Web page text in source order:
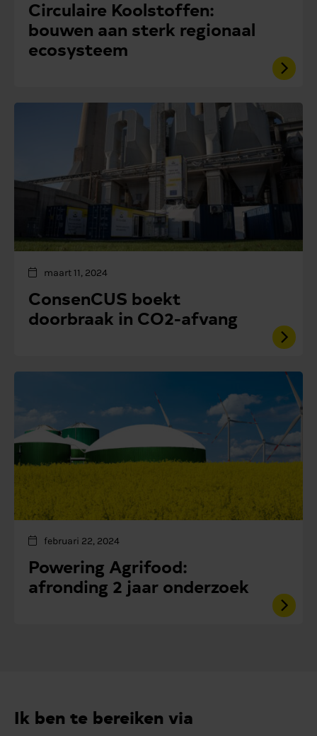
Circulaire Koolstoffen:
bouwen aan sterk regionaal
ecosysteem
maart 11, 2024
ConsenCUS boekt
doorbraak in CO2-afvang
februari 22, 2024
Powering Agrifood:
afronding 2 jaar onderzoek
Ik ben te bereiken via